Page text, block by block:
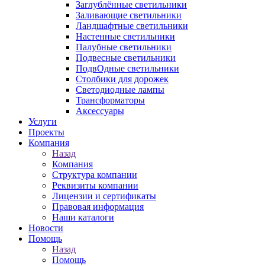
Заглублённые светильники
Заливающие светильники
Ландшафтные светильники
Настенные светильники
Палубные светильники
Подвесные светильники
ПодвОдные светильники
Столбики для дорожек
Светодиодные лампы
Трансформаторы
Аксессуары
Услуги
Проекты
Компания
Назад
Компания
Структура компании
Реквизиты компании
Лицензии и сертификаты
Правовая информация
Наши каталоги
Новости
Помощь
Назад
Помощь